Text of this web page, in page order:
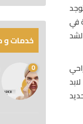
في
خدمات و
0